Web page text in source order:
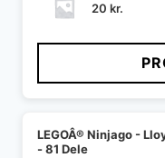
20 kr.
LEGOÂ® Ninjago -
- 81 Dele